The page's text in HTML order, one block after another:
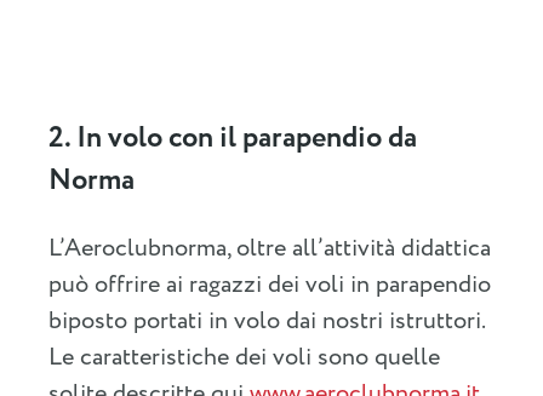
2. In volo con il parapendio da
Norma
L’Aeroclubnorma, oltre all’attività didattica
può offrire ai ragazzi dei voli in parapendio
biposto portati in volo dai nostri istruttori.
Le caratteristiche dei voli sono quelle